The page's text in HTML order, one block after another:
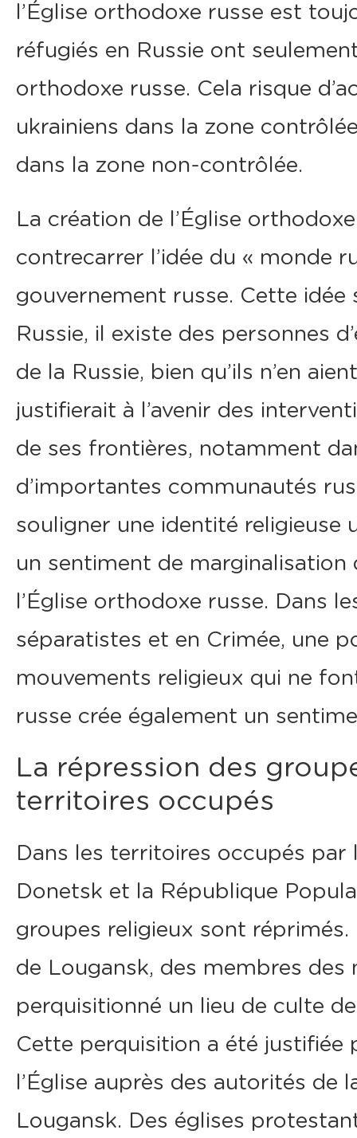
l’Église orthodoxe russe est
réfugiés en Russie ont
orthodoxe russe. Cela risque
ukrainiens dans la zone
dans la zone non-contrôlée.
La création de l’Église
contrecarrer l’idée du « monde
gouvernement russe. Cette idée
Russie, il existe des personnes
de la Russie, bien qu’ils n’en
justifierait à l’avenir des
de ses frontières, notamment
d’importantes communautés
souligner une identité religieuse
un sentiment de marginalisation
l’Église orthodoxe russe. Dans
séparatistes et en Crimée, une
mouvements religieux qui ne
russe crée également un
La répression des
territoires occupés
Dans les territoires occupés par
Donetsk et la République
groupes religieux sont réprimés.
de Lougansk, des membres des
perquisitionné un lieu de culte
Cette perquisition a été justifiée
l’Église auprès des autorités de
Lougansk. Des églises